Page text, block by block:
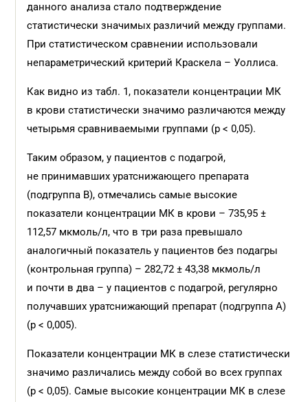
данного анализа стало подтверждение
статистически значимых различий между группами.
При статистическом сравнении использовали
непараметрический критерий Краскела – Уоллиса.
Как видно из табл. 1, показатели концентрации МК
в крови статистически значимо различаются между
четырьмя сравниваемыми группами (p < 0,05).
Таким образом, у пациентов с подагрой,
не принимавших уратснижающего препарата
(подгруппа В), отмечались самые высокие
показатели концентрации МК в крови – 735,95 ±
112,57 мкмоль/л, что в три раза превышало
аналогичный показатель у пациентов без подагры
(контрольная группа) – 282,72 ± 43,38 мкмоль/л
и почти в два – у пациентов с подагрой, регулярно
получавших уратснижающий препарат (подгруппа А)
(р < 0,005).
Показатели концентрации МК в слезе статистически
значимо различались между собой во всех группах
(p < 0,05). Самые высокие концентрации МК в слезе